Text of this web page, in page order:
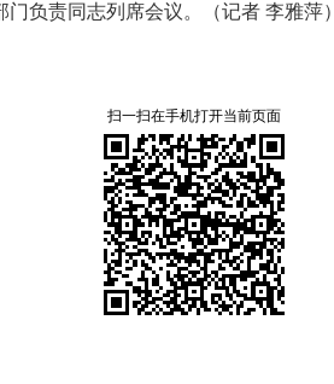
门负责同志列席会议。 （记者 李雅萍
扫一扫在手机打开当前页面